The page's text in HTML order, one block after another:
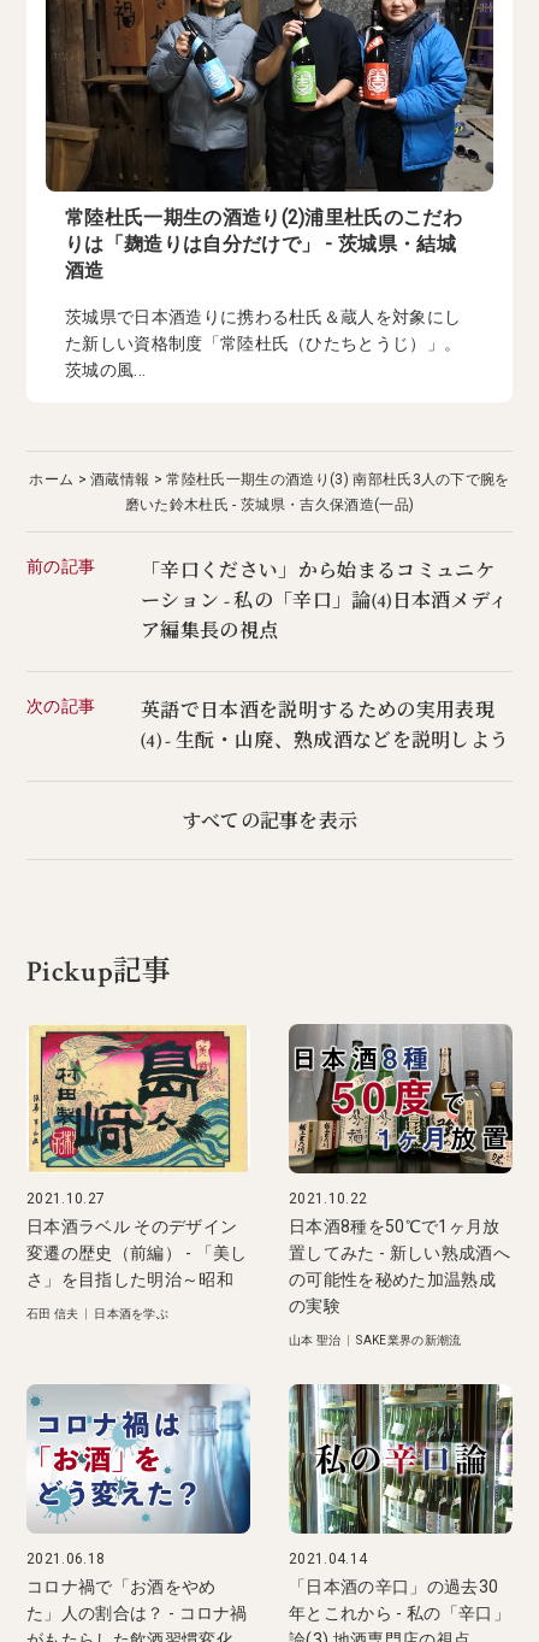
常陸杜氏一期生の酒造り(2)浦里杜氏のこだわ
りは「麹造りは自分だけで」 - 茨城県・結城
酒造
茨城県で日本酒造りに携わる杜氏＆蔵人を対象にし
た新しい資格制度「常陸杜氏（ひたちとうじ）」。
茨城の風...
ホーム 酒蔵情報
常陸杜氏一期生の酒造り(3) 南部杜氏3人の下で腕を
磨いた鈴木杜氏 - 茨城県・吉久保酒造(一品)
前の記事
「辛口ください」から始まるコミュニケ
ーション - 私の「辛口」論(4)日本酒メディ
ア編集長の視点
次の記事
英語で日本酒を説明するための実用表現
(4) - 生酛・山廃、熟成酒などを説明しよう
すべての記事を表示
Pickup記事
2021.10.27
日本酒ラベル そのデザイン
変遷の歴史（前編） - 「美し
さ」を目指した明治～昭和
石田 信夫 日本酒を学ぶ
2021.10.22
日本酒8種を50℃で1ヶ月放
置してみた - 新しい熟成酒へ
の可能性を秘めた加温熟成
の実験
山本 聖治 |SAKE業界の新潮流
2021.06.18
コロナ禍で「お酒をやめ
た」人の割合は？ - コロナ禍
2021.04.14
「日本酒の辛口」の過去30
年とこれから - 私の「辛口」